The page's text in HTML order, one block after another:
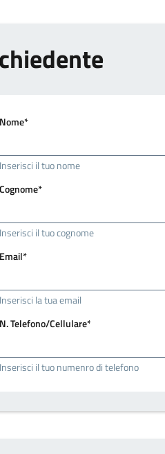
Nome*
Inserisci il tuo nome
Cognome*
Inserisci il tuo cognome
Email*
Inserisci la tua email
N. Telefono/Cellulare*
Inserisci il tuo numenro di telefono